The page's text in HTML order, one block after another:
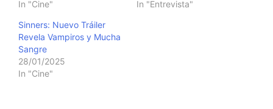
In "Cine"
In "Entrevista"
Sinners: Nuevo Tráiler
Revela Vampiros y Mucha
Sangre
28/01/2025
In "Cine"